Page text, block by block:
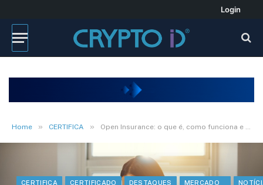
Login
Home » CERTIFICA » Open Insurance: o que é, como funciona e qual sua relação com o certificado digital
CERTIFICA
CERTIFICADO
DESTAQUES
MERCADO